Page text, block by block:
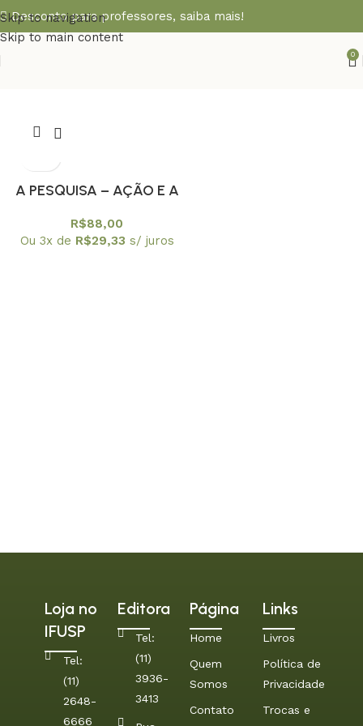
Skip to navigation
Skip to main content
Desconto para professores, saiba mais!
0
A PESQUISA – AÇÃO E A
SOCIAL DOS (AS)
R$88,00
Ou 3x de R$29,33 s/ juros
Loja no
IFUSP
Tel:
(11)
2648-
6666
Editora
Tel:
(11)
3936-
3413
Página
Home
Quem
Somos
Contato
Links
Livros
Política de
Privacidade
Trocas e